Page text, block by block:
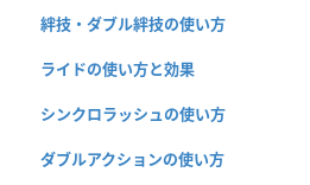
絆技・ダブル絆技の使い方
ライドの使い方と効果
シンクロラッシュの使い方
ダブルアクションの使い方